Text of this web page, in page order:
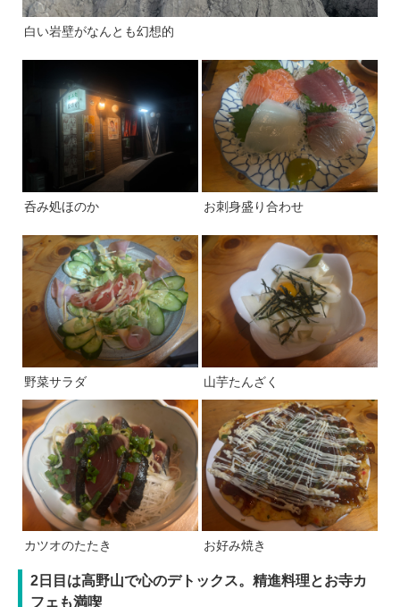
白い岩壁がなんとも幻想的
呑み処ほのか お刺身盛り合わせ
野菜サラダ 山芋たんざく
カツオのたたき お好み焼き
2日目は高野山で心のデトックス。精進料理とお寺カ
フェも満喫